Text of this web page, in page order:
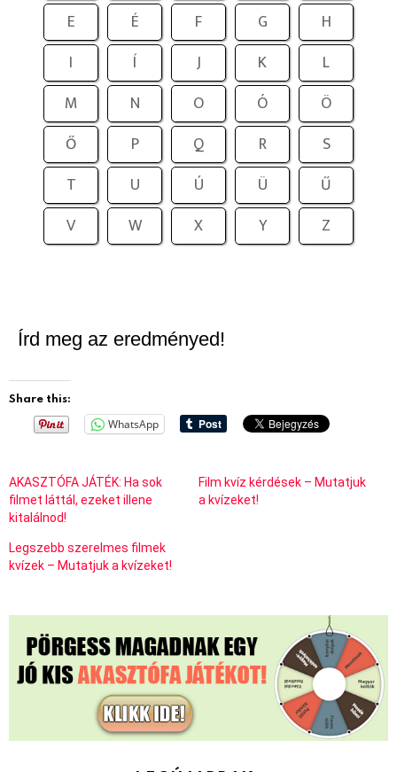
E
É F G
H
I
Í J K
L
M
N O Ó
Ö
Ő
P Q R
S
T
U Ú Ü
Ű
V
W X Y Z
Írd meg az eredményed!
Share this:
WhatsApp
AKASZTÓFA JÁTÉK: Ha sok
filmet láttál, ezeket illene
kitalálnod!
Film kvíz kérdések – Mutatjuk
a kvízeket!
Legszebb szerelmes filmek
kvízek – Mutatjuk a kvízeket!